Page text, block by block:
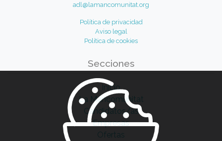
adl@lamancomunitat.org
Política de privacidad
Aviso legal
Política de cookies
Secciones
Inicio
La Mancomunitat
Candidatos/as
Empresas
Ofertas